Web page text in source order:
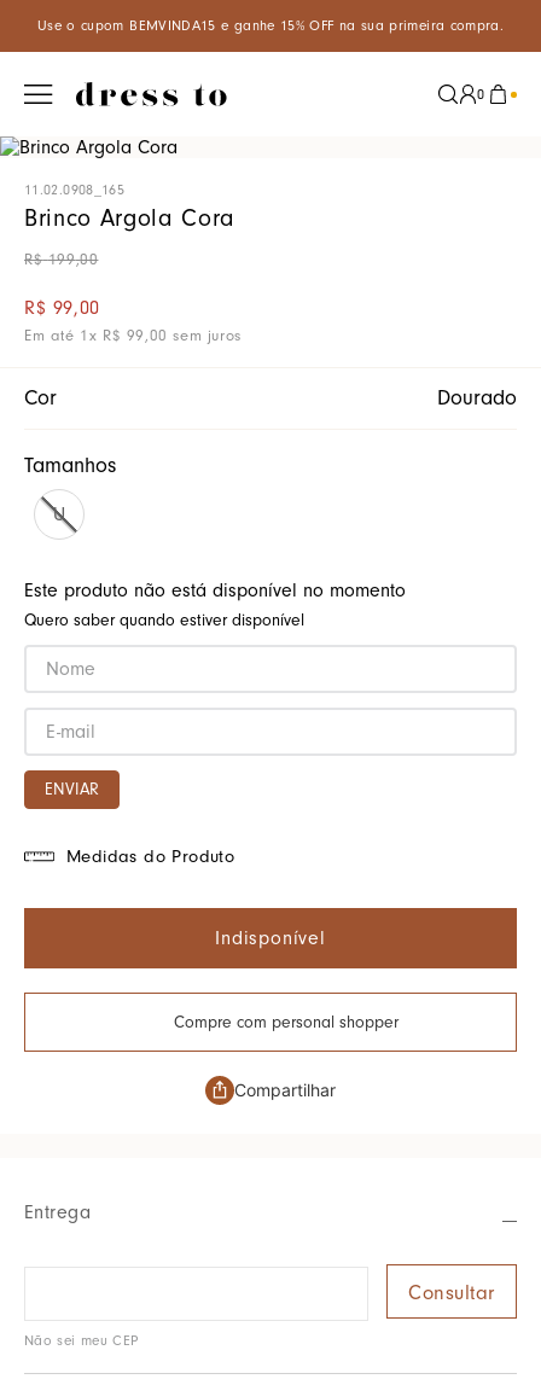
Use o cupom BEMVINDA15 e ganhe 15% OFF na sua primeira compra.
0
11.02.0908_165
Brinco Argola Cora
R$ 199,00
R$ 99,00
Em até 1 x R$ 99 ,00 sem juros
Cor Dourado
Tamanhos
U
Este produto não está disponível no momento
Quero saber quando estiver disponível
ENVIAR
Medidas do Produto
Indisponível
Compre com personal shopper
Compartilhar
Entrega
Não sei meu CEP